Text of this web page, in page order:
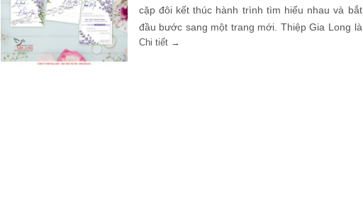
cặp đôi kết thúc hành trình tìm hiểu nhau và bắt
đầu bước sang một trang mới. Thiệp Gia Long là
nhà sản xuất thiệp hàng đầu tại Việt Nam với hơn
Chi tiết →